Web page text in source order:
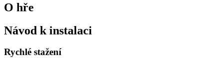
O hře
Návod k instalaci
Rychlé stažení